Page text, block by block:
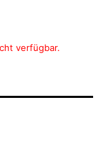
verfügbar.